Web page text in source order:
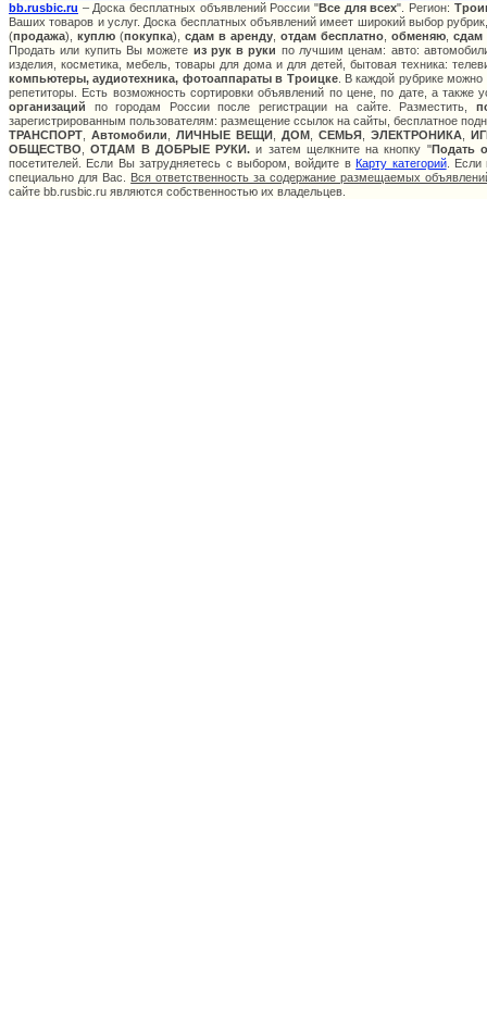
bb.rusbic.ru – Доска бесплатных объявлений России "Все для всех". Регион:
Ваших товаров и услуг. Доска бесплатных объявлений имеет широкий выбор
(продажа), куплю (покупка), сдам в аренду отдам бесплатно обменяю сдам
Продать или купить Вы можете из рук в руки по лучшим ценам: авто:
изделия, косметика, мебель, товары для дома и для детей, бытовая техника:
компьютеры, аудиотехника, фотоаппараты в Троицке. В каждой рубрике можно
репетиторы. Есть возможность сортировки объявлений по цене, по дате, а
организаций по городам России после регистрации на сайте. Разместить,
зарегистрированным пользователям: размещение ссылок на сайты, бесплатное
ТРАНСПОРТ
Автомобили ЛИЧНЫЕ ВЕЩИ ДОМ СЕМЬЯ ЭЛЕКТРОНИКА
ОБЩЕСТВО ,ОТДАМ В ДОБРЫЕ РУКИ. и затем щелкните на кнопку "Подать
посетителей. Если Вы затрудняетесь с выбором, войдите вКарту категорий. Если
специально для Вас. Вся ответственность за содержание размещаемых
сайте bb.rusbic.ru являются собственностью их владельцев.